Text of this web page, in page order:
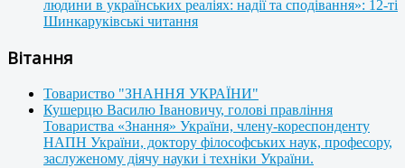
людини в українських реаліях: надії та сподівання»: 12-ті
Шинкаруківські читання
Вітання
Товариство "ЗНАННЯ УКРАЇНИ"
Кушерцю Василю Івановичу, голові правління
Товариства «Знання» України, члену-кореспонденту
НАПН України, доктору філософських наук, професору,
заслуженому діячу науки і техніки України.